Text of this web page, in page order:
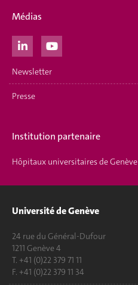
Médias
Newsletter
Presse
Institution partenaire
Hôpitaux universitaires de Genève
Université de Genève
24 rue du Général-Dufour
1211 Genève 4
T. +41 (0)22 379 71 11
F. +41 (0)22 379 11 34